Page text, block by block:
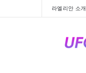
라엘리안 소개